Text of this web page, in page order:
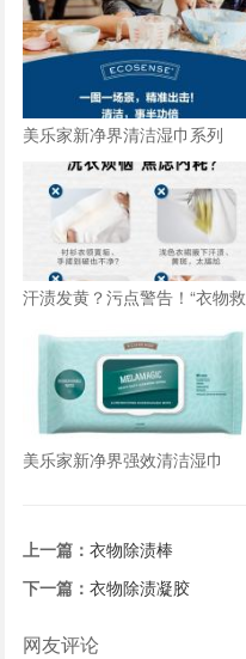
美乐家新净界清洁湿巾系列
汗渍发黄？污点警告！“衣物救
美乐家新净界强效清洁湿巾
上一篇：衣物除渍棒
下一篇：衣物除渍凝胶
网友评论